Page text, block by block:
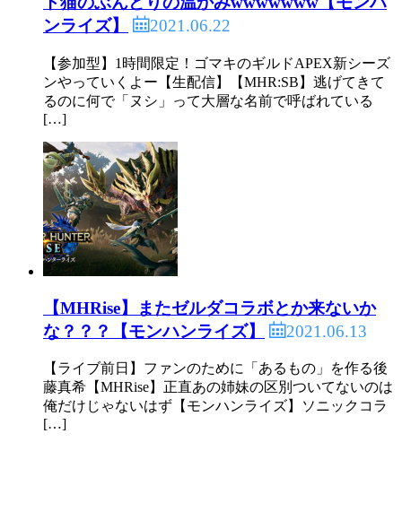
ンライズ】
2021.06.22
【参加型】1時間限定！ゴマキのギルドAPEX新シーズ
ンやっていくよー【生配信】【MHR:SB】逃げてきて
るのに何で「ヌシ」って大層な名前で呼ばれている
[…]
【MHRise】またゼルダコラボとか来ないか
な？？？【モンハンライズ】
2021.06.13
【ライブ前日】ファンのために「あるもの」を作る後
藤真希【MHRise】正直あの姉妹の区別ついてないのは
俺だけじゃないはず【モンハンライズ】ソニックコラ
[…]